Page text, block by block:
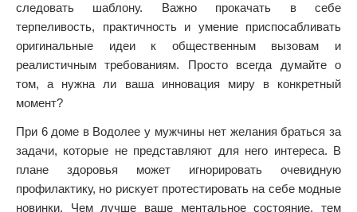
следовать шаблону. Важно прокачать в себе
терпеливость, практичность и умение приспосабливать
оригинальные идеи к общественным вызовам и
реалистичным требованиям. Просто всегда думайте о
том, а нужна ли ваша инновация миру в конкретный
момент?
При 6 доме в Водолее у мужчины нет желания браться за
задачи, которые не представляют для него интереса. В
плане здоровья может игнорировать очевидную
профилактику, но рискует протестировать на себе модные
новинки. Чем лучше ваше ментальное состояние, тем